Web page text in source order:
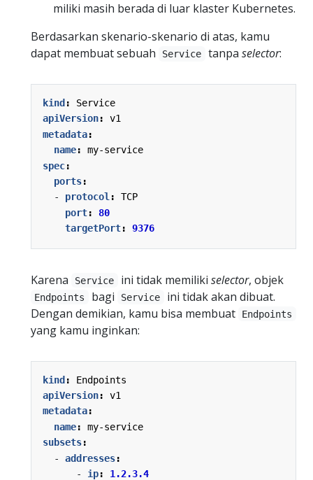
miliki masih berada di luar klaster Kubernetes.
Berdasarkan skenario-skenario di atas, kamu
dapat membuat sebuah
Service tanpa selector:
kind :
Service
apiVersion:
v1
metadata:
name:
my-service
spec:
ports:
- protocol:
TCP
port:
80
targetPort: 9376
Karena Service ini tidak memiliki selector, objek
Endpoints bagi Service
ini tidak akan dibuat.
Dengan demikian, kamu bisa membuat
Endpoints
yang kamu inginkan:
kind :
Endpoints
apiVersion:
v1
metadata:
name:
my-service
subsets:
- addresses:
- ip:
1.2.3.4